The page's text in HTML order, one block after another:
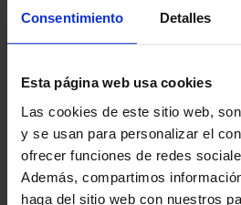
Consentimiento Detalles
Esta página web usa cookies
Las cookies de este sitio web,
y se usan para personalizar el
ofrecer funciones de redes
Además, compartimos
haga del sitio web con nuestros
ES EU
NOTICIAS
NEWSLETTER
últimas noticias y promociones del club.
Email
He leído y acepto laPolítica de